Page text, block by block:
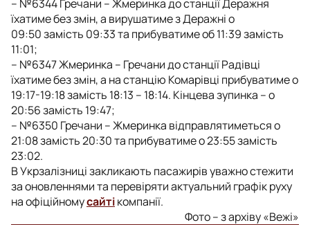
– №6344 Гречани – Жмеринка до станції Деражня
їхатиме без змін, а вирушатиме з Деражні о
09:50 замість 09:33 та прибуватиме об 11:39 замість
11:01;
– №6347 Жмеринка – Гречани до станції Радівці
їхатиме без змін, а на станцію Комарівці прибуватиме о
19:17-19:18 замість 18:13 – 18:14. Кінцева зупинка – о
20:56 замість 19:47;
– №6350 Гречани – Жмеринка відправлятиметься о
21:08 замість 20:30 та прибуватиме о 23:55 замість
23:02.
В Укрзалізниці закликають пасажирів уважно стежити
за оновленнями та перевіряти актуальний графік руху
на офіційномусайтікомпанії.
Фото – з архіву «Вежі»